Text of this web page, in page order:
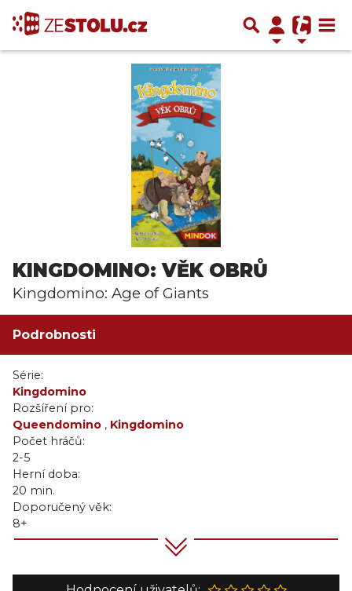
KINGDOMINO: VĚK OBRŮ
Kingdomino: Age of Giants
Podrobnosti
Série:
Kingdomino
Rozšíření pro:
Queendomino , Kingdomino
Počet hráčů:
2-5
Herní doba:
20 min.
Doporučený věk:
8+